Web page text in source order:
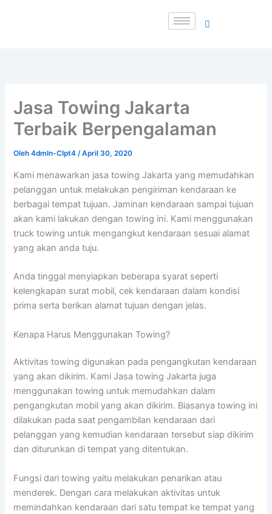
Jasa Towing Jakarta
Terbaik Berpengalaman
Oleh4dmIn-CIpt4/April 30, 2020
Kami menawarkan jasa towing Jakarta yang memudahkan
pelanggan untuk melakukan pengiriman kendaraan ke
berbagai tempat tujuan. Jaminan kendaraan sampai tujuan
akan kami lakukan dengan towing ini. Kami menggunakan
truck towing untuk mengangkut kendaraan sesuai alamat
yang akan anda tuju.
Anda tinggal menyiapkan beberapa syarat seperti
kelengkapan surat mobil, cek kendaraan dalam kondisi
prima serta berikan alamat tujuan dengan jelas.
Kenapa Harus Menggunakan Towing?
Aktivitas towing digunakan pada pengangkutan kendaraan
yang akan dikirim. Kami Jasa towing Jakarta juga
menggunakan towing untuk memudahkan dalam
pengangkutan mobil yang akan dikirim. Biasanya towing ini
dilakukan pada saat pengambilan kendaraan dari
pelanggan yang kemudian kendaraan tersebut siap dikirim
dan diturunkan di tempat yang ditentukan.
Fungsi dari towing yaitu melakukan penarikan atau
menderek. Dengan cara melakukan aktivitas untuk
memindahkan kendaraan dari satu tempat ke tempat yang